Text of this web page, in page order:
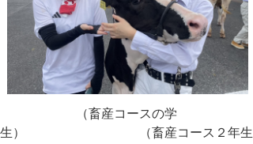
（畜産コースの学
生） （畜産コース２年生